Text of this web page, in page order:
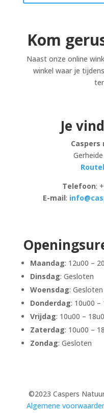
Kom
Naast onze online
winkel waar je
Je
Telefoon:
E-mail:
Maandag: 12u00 –
Dinsdag: Gesloten
Woensdag: Gesloten
Donderdag: 10u00 –
Vrijdag: 10u00 –
Zaterdag: 10u00 –
Zondag: Gesloten
©2023 Caspers
Algemene